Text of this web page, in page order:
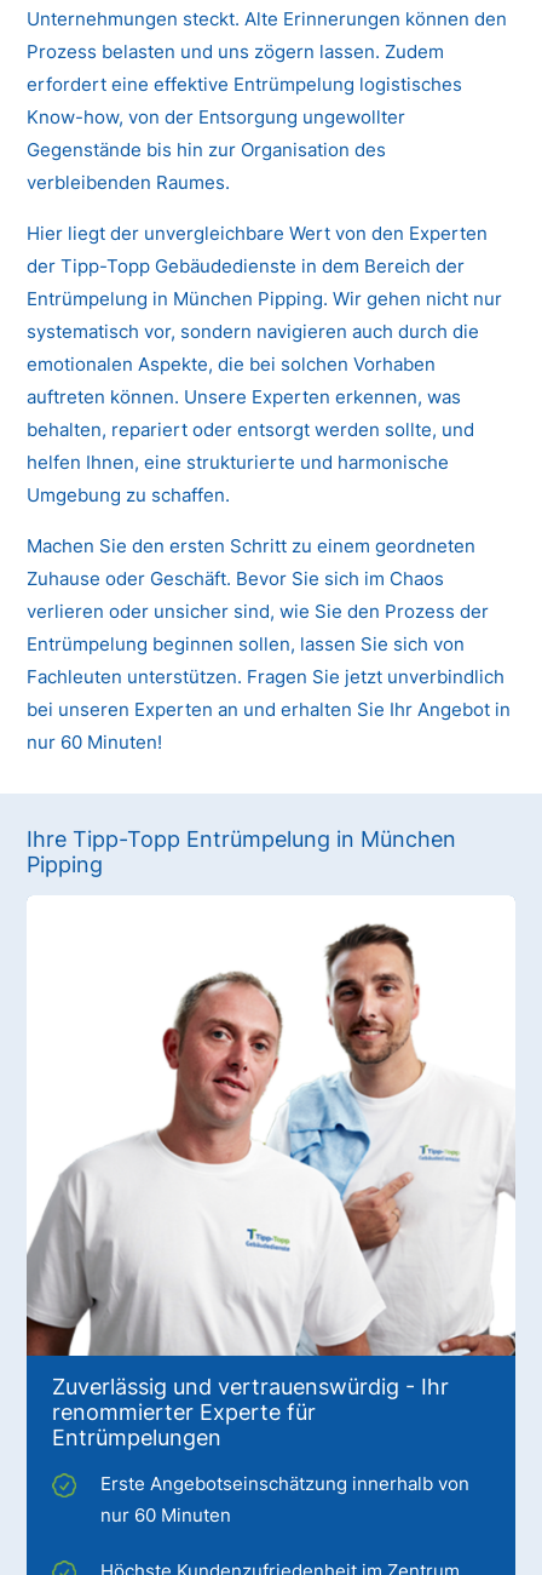
Unternehmungen steckt. Alte Erinnerungen können den
Prozess belasten und uns zögern lassen. Zudem
erfordert eine effektive Entrümpelung logistisches
Know-how, von der Entsorgung ungewollter
Gegenstände bis hin zur Organisation des
verbleibenden Raumes.
Hier liegt der unvergleichbare Wert von den Experten
der Tipp-Topp Gebäudedienste in dem Bereich der
Entrümpelung in München Pipping. Wir gehen nicht nur
systematisch vor, sondern navigieren auch durch die
emotionalen Aspekte, die bei solchen Vorhaben
auftreten können. Unsere Experten erkennen, was
behalten, repariert oder entsorgt werden sollte, und
helfen Ihnen, eine strukturierte und harmonische
Umgebung zu schaffen.
Machen Sie den ersten Schritt zu einem geordneten
Zuhause oder Geschäft. Bevor Sie sich im Chaos
verlieren oder unsicher sind, wie Sie den Prozess der
Entrümpelung beginnen sollen, lassen Sie sich von
Fachleuten unterstützen. Fragen Sie jetzt unverbindlich
bei unseren Experten an und erhalten Sie Ihr Angebot in
nur 60 Minuten!
Ihre Tipp-Topp Entrümpelung in München
Pipping
Zuverlässig und vertrauenswürdig - Ihr
renommierter Experte für
Entrümpelungen
Erste Angebotseinschätzung innerhalb von
nur 60 Minuten